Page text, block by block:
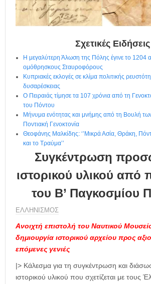
Σχετικές Ειδήσεις
Η μεγαλύτερη Άλωση της Πόλης έγινε το 1204
ομόθρησκους Σταυροφόρους
Κυπριακές εκλογές σε κλίμα πολιτικής
δυσαρέσκειας
Ο Πειραιάς τίμησε τα 107 χρόνια από τη
του Πόντου
Μήνυμα ενότητας και μνήμης από τη Βουλή
Ποντιακή Γενοκτονία
Θεοφάνης Μαλκίδης: ‘’Μικρά Ασία, Θράκη,
και το Τραύμα’’
Συγκέντρωση
ιστορικού υλικού από
του Β’ Παγκοσμίου
ΕΛΛΗΝΙΣΜΟΣ
Ανοιχτή επιστολή του Ναυτικού
δημιουργία ιστορικού αρχείου προς
επόμενες γενιές
|> Κάλεσμα για τη συγκέντρωση και
ιστορικού υλικού που σχετίζεται με τους